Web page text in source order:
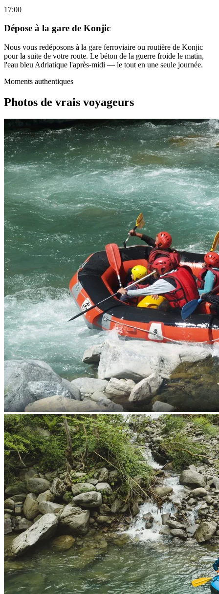
17:00
Dépose à la gare de Konjic
Nous vous redéposons à la gare ferroviaire ou routière de Konjic
pour la suite de votre route. Le béton de la guerre froide le matin,
l'eau bleu Adriatique l'après-midi — le tout en une seule journée.
Moments authentiques
Photos de vrais voyageurs